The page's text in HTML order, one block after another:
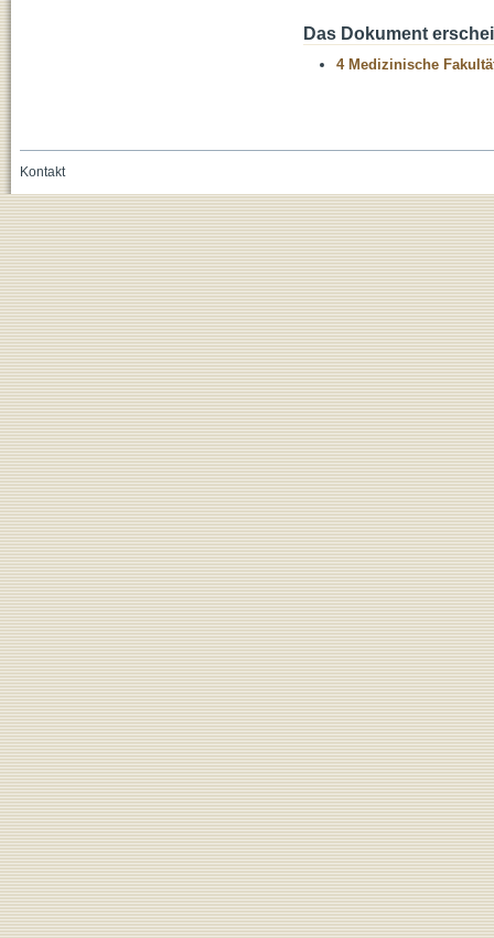
Das Dokument
4 Medizinische
Kontakt